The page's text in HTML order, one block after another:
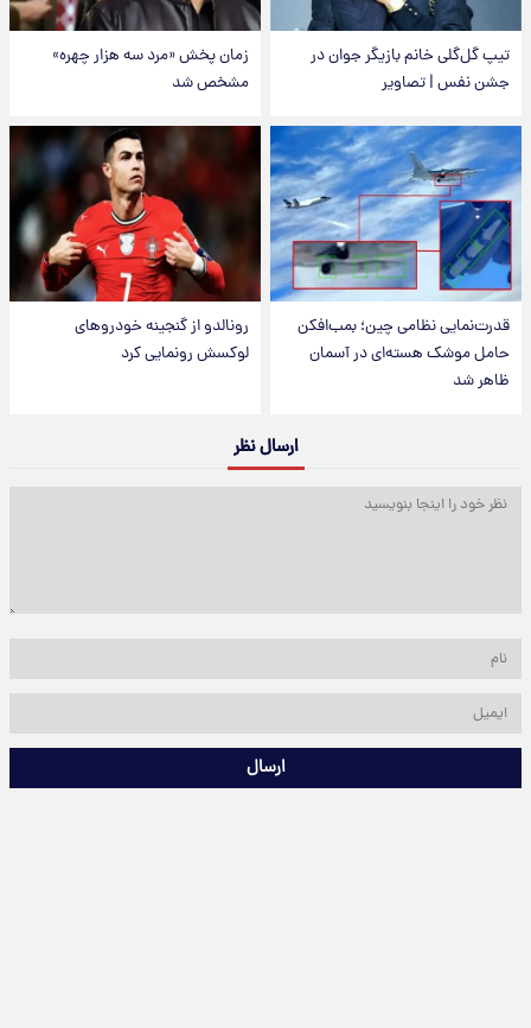
تیپ گل‌گلی خانم بازیگر جوان در
جشن نفس | تصاویر
زمان پخش «مرد سه هزار چهره»
مشخص شد
قدرت‌نمایی نظامی چین؛ بمب‌افکن
حامل موشک هسته‌ای در آسمان
ظاهر شد
رونالدو از گنجینه خودروهای
لوکسش رونمایی کرد
ارسال نظر
ارسال